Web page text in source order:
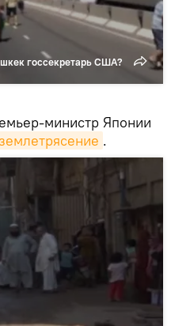
госсекретарь США?
министр Японии
.